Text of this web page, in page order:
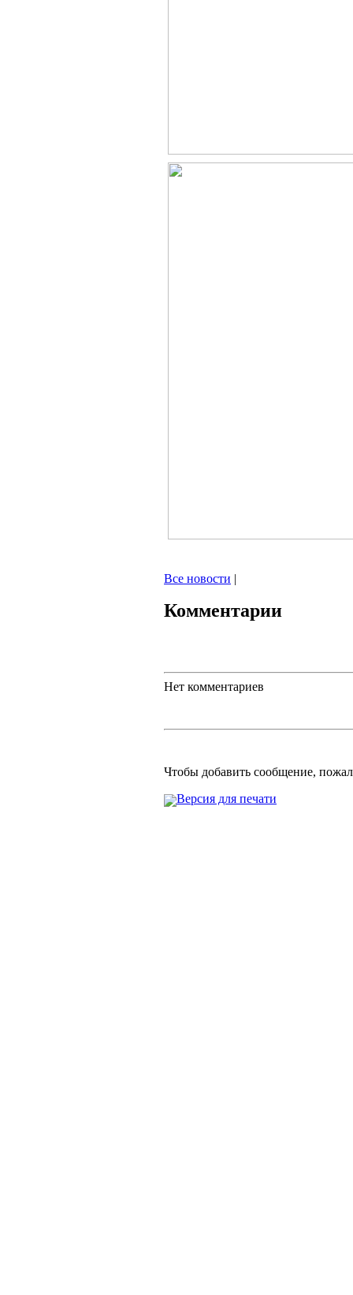
Все новости |
Комментарии
Нет комментариев
Чтобы добавить сообщение,
Версия для печати